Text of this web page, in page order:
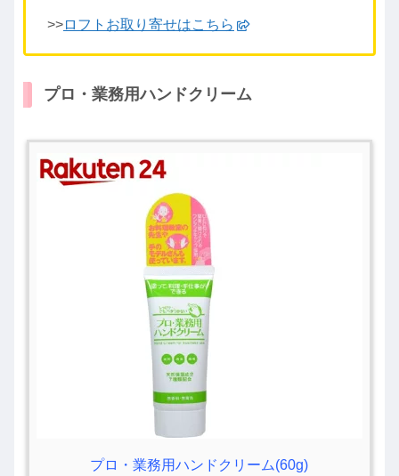
>>ロフトお取り寄せはこちら
プロ・業務用ハンドクリーム
プロ・業務用ハンドクリーム(60g)